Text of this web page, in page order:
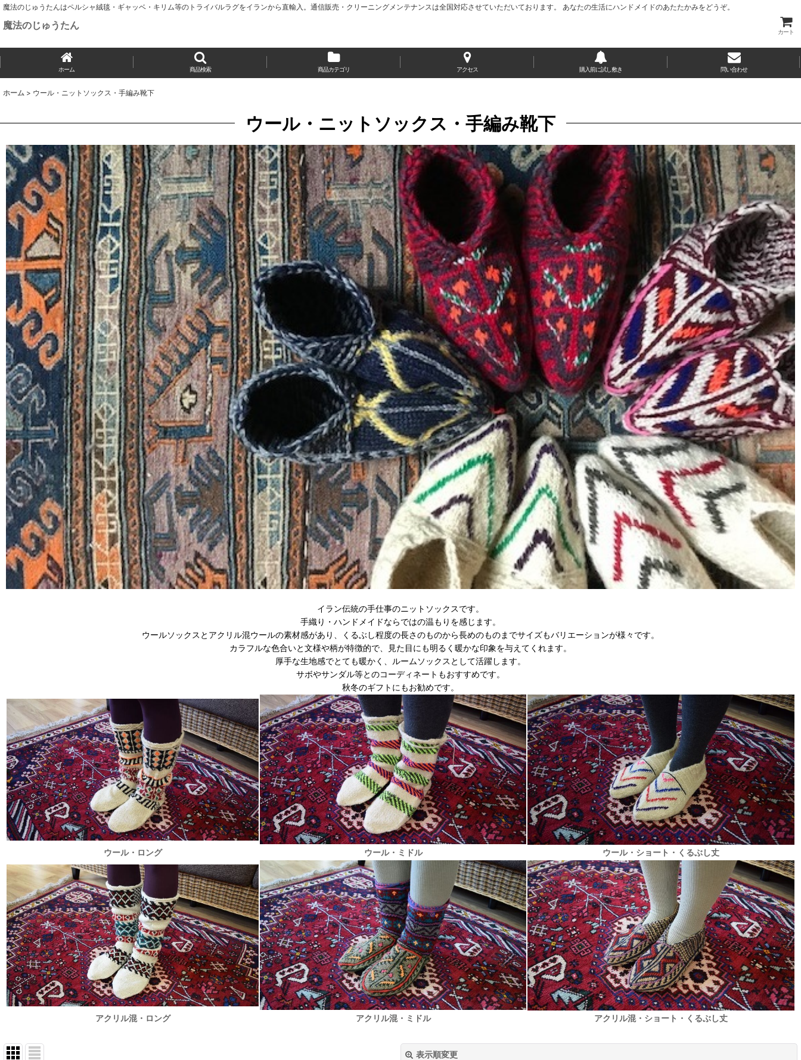
魔法のじゅうたんはペルシャ絨毯・ギャッベ・キリム等のトライバルラグをイランから直輸入。通信販売・クリーニングメンテナンスは全国対応させていただいております。 あなたの生活にハンドメイドのあたたかみをどうぞ。
魔法のじゅうたん
カート
ホーム 商品検索 商品カテゴリ アクセス 購入前に試し敷き 問い合わせ
ホーム > ウール・ニットソックス・手編み靴下
ウール・ニットソックス・手編み靴下
イラン伝統の手仕事のニットソックスです。
手織り・ハンドメイドならではの温もりを感じます。
ウールソックスとアクリル混ウールの素材感があり、くるぶし程度の長さのものから長めのものまでサイズもバリエーションが様々です。
カラフルな色合いと文様や柄が特徴的で、見た目にも明るく暖かな印象を与えてくれます。
厚手な生地感でとても暖かく、ルームソックスとして活躍します。
サボやサンダル等とのコーディネートもおすすめです。
秋冬のギフトにもお勧めです。
ウール・ロング ウール・ミドル ウール・ショート・くるぶし丈
アクリル混・ロング アクリル混・ミドル アクリル混・ショート・くるぶし丈
表示順変更